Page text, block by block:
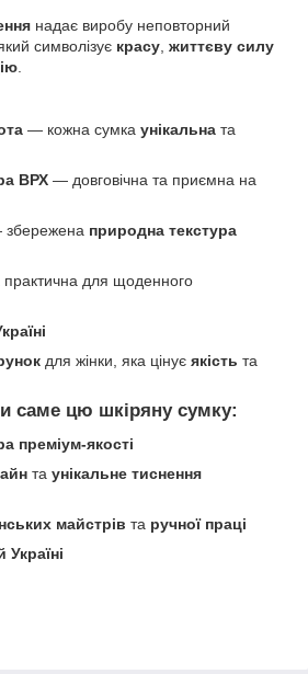
надає виробу неповторний
символізує красу, життєву силу
.
— кожна сумка унікальна та
ВРХ — довговічна та приємна на
природна текстура
практична для щоденного
для жінки, яка цінує якість та
саме цю шкіряну сумку:
преміум-якості
та унікальне тиснення
майстрів та ручної праці